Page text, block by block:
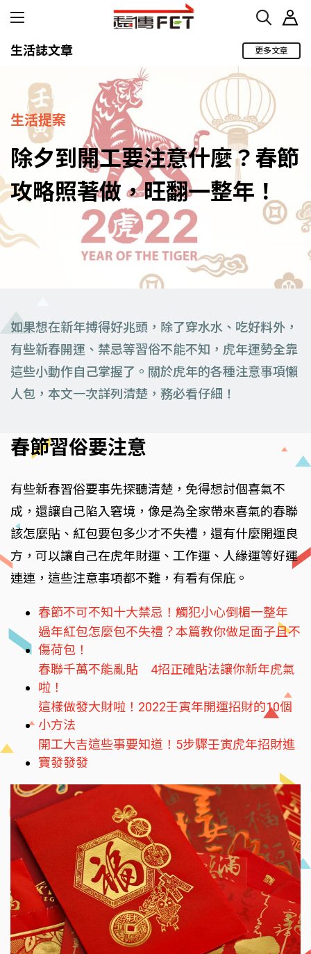
生活誌文章 更多文章
生活提案
除夕到開工要注意什麼？春節
攻略照著做，旺翻一整年！
如果想在新年搏得好兆頭，除了穿水水、吃好料外，
有些新春開運、禁忌等習俗不能不知，虎年運勢全靠
這些小動作自己掌握了。關於虎年的各種注意事項懶
人包，本文一次詳列清楚，務必看仔細！
春節習俗要注意
有些新春習俗要事先探聽清楚，免得想討個喜氣不
成，還讓自己陷入窘境，像是為全家帶來喜氣的春聯
該怎麼貼、紅包要包多少才不失禮，還有什麼開運良
方，可以讓自己在虎年財運、工作運、人緣運等好運
連連，這些注意事項都不難，有看有保庇。
春節不可不知十大禁忌！觸犯小心倒楣一整年
過年紅包怎麼包不失禮？本篇教你做足面子且不
傷荷包！
春聯千萬不能亂貼 4招正確貼法讓你新年虎氣
啦！
這樣做發大財啦！2022壬寅年開運招財的10個
小方法
開工大吉這些事要知道！5步驟壬寅虎年招財進
寶發發發